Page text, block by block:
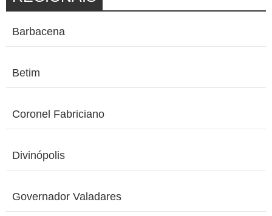
Barbacena
Betim
Coronel Fabriciano
Divinópolis
Governador Valadares